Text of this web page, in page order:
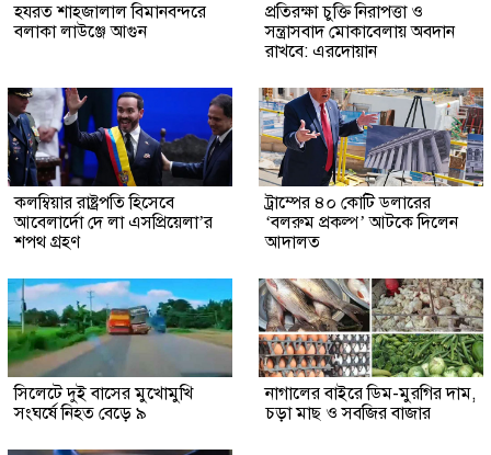
হযরত শাহজালাল বিমানবন্দরে
বলাকা লাউঞ্জে আগুন
প্রতিরক্ষা চুক্তি নিরাপত্তা ও
সন্ত্রাসবাদ মোকাবেলায় অবদান
রাখবে: এরদোয়ান
কলম্বিয়ার রাষ্ট্রপতি হিসেবে
আবেলার্দো দে লা এসপ্রিয়েলা’র
শপথ গ্রহণ
ট্রাম্পের ৪০ কোটি ডলারের
‘বলরুম প্রকল্প’ আটকে দিলেন
আদালত
সিলেটে দুই বাসের মুখোমুখি
সংঘর্ষে নিহত বেড়ে ৯
নাগালের বাইরে ডিম-মুরগির দাম,
চড়া মাছ ও সবজির বাজার